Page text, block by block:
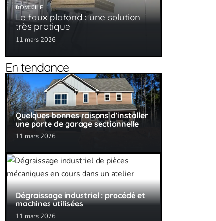
DOMICILE
Le faux plafond : une solution
très pratique
11 mars 2026
En tendance
Quelques bonnes raisons d’installer
une porte de garage sectionnelle
11 mars 2026
Dégraissage industriel : procédé et
machines utilisées
11 mars 2026